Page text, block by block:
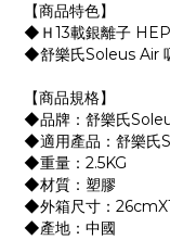
【商品特色】
◆Ｈ13載銀離子
◆舒樂氏Soleus Air
【商品規格】
◆品牌：舒樂氏
◆適用產品：舒樂氏
◆重量：2.5KG
◆材質：塑膠
◆外箱尺寸：
◆產地：中國